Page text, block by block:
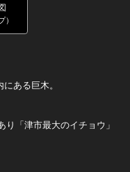
）
ある巨木。
「津市最大のイチョウ」